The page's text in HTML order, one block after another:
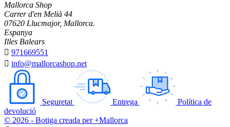
Mallorca Shop
Carrer d'en Melià 44
07620 Llucmajor, Mallorca.
Espanya
Illes Balears
 971669551
 info@mallorcashop.net
Seguretat Entrega
Política de
devolució
© 2026 - Botiga creada per +Mallorca